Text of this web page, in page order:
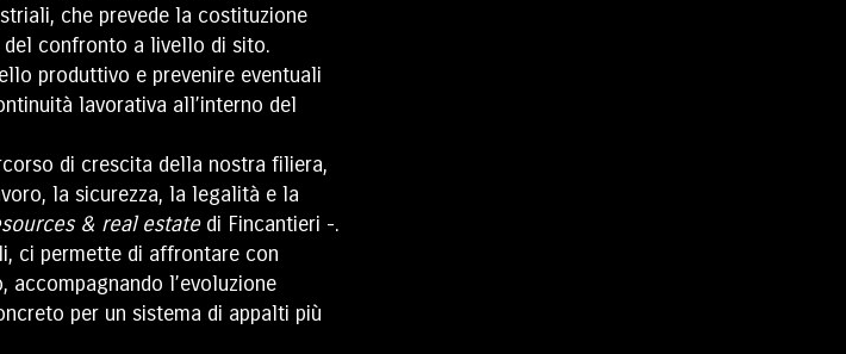
che prevede la costituzione
confronto a livello di sito.
produttivo e prevenire eventuali
lavorativa all’interno del
di crescita della nostra filiera,
la sicurezza, la legalità e la
& real estatedi Fincantieri -.
ci permette di affrontare con
l’evoluzione
per un sistema di appalti più